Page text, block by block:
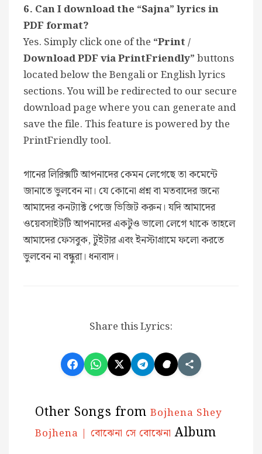
6. Can I download the “Sajna” lyrics in
PDF format?
Yes. Simply click one of the “Print /
Download PDF via PrintFriendly”buttons
located below the Bengali or English lyrics
sections. You will be redirected to our secure
download page where you can generate and
save the file. This feature is powered by the
PrintFriendly tool.
গানের লিরিক্সটি আপনাদের কেমন লেগেছে তা কমেন্টে
জানাতে ভুলবেন না। যে কোনো প্রশ্ন বা মতবাদের জন্যে
আমাদের কনট্যাক্ট পেজে ভিজিট করুন। যদি আমাদের
ওয়েবসাইটটি আপনাদের একটুও ভালো লেগে থাকে তাহলে
আমাদের ফেসবুক, টুইটার এবং ইনস্টাগ্রামে ফলো করতে
ভুলবেন না বন্ধুরা। ধন্যবাদ।
Share this Lyrics:
Other Songs from Bojhena Shey
Bojhena | বোঝেনা সে বোঝেনা Album